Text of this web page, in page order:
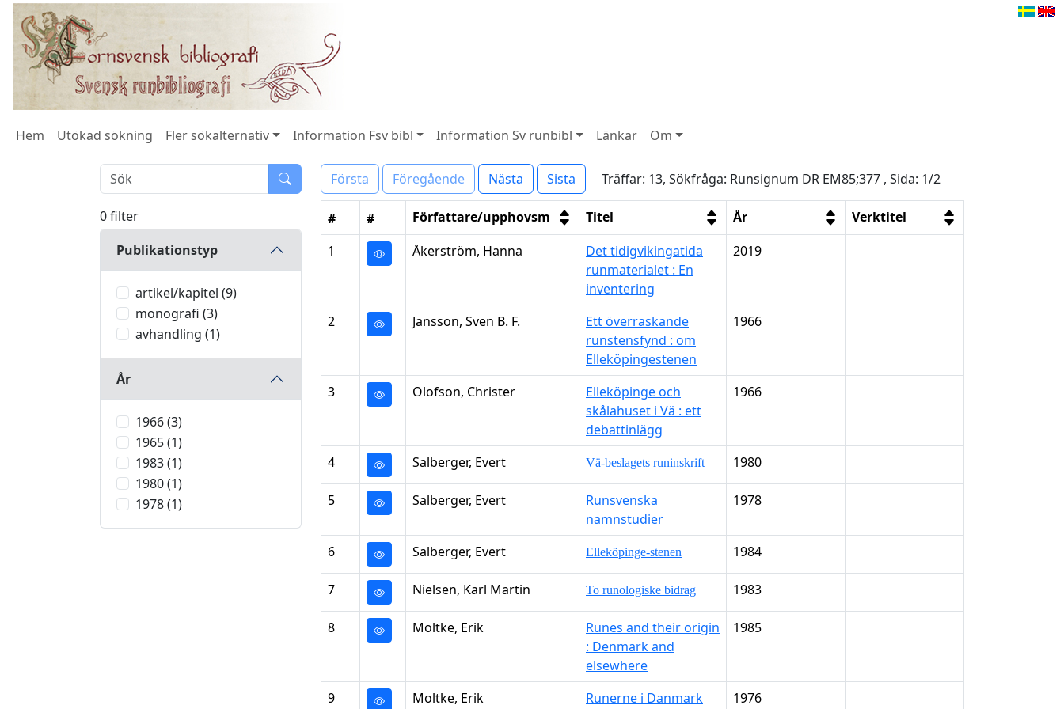
Hem Utökad sökning Fler sökalternativ Information Fsv bibl Information Sv runbibl Länkar Om
0 filter
Publikationstyp
artikel/kapitel (9)
monografi (3)
avhandling (1)
År
1966 (3)
1965 (1)
1983 (1)
1980 (1)
1978 (1)
Första Föregående Nästa Sista Träffar: 13, Sökfråga: Runsignum DR EM85;377 , Sida: 1/2
# # Författare/upphovsm Titel År
Verktitel
1
Åkerström, Hanna
Det tidigvikingatida
runmaterialet : En
inventering
2019
2 Jansson, Sven B. F.
Ett överraskande
runstensfynd : om
Elleköpingestenen
1966
3 Olofson, Christer
Elleköpinge och
skålahuset i Vä : ett
debattinlägg
1966
4 Salberger, Evert Vä-beslagets runinskrift 1980
5 Salberger, Evert
Runsvenska
namnstudier
1978
6 Salberger, Evert Elleköpinge-stenen 1984
7 Nielsen, Karl Martin To runologiske bidrag 1983
8 Moltke, Erik
Runes and their origin
: Denmark and
elsewhere
1985
9 Moltke, Erik
Runerne i Danmark
1976